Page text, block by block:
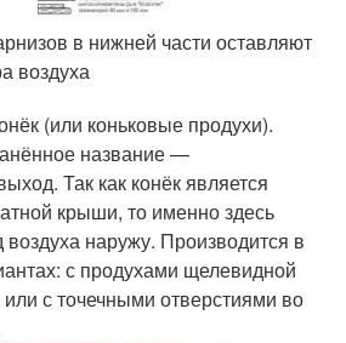
в нижней части оставляют
воздуха
(или коньковые продухи).
название —
Так как конёк является
крыши, то именно здесь
наружу. Производится в
с продухами щелевидной
с точечными отверстиями во